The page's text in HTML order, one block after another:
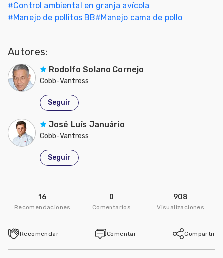
#Control ambiental en granja avícola
#Manejo de pollitos BB#Manejo cama de pollo
Autores:
Rodolfo Solano Cornejo
Cobb-Vantress
Seguir
José Luís Januário
Cobb-Vantress
Seguir
16
Recomendaciones
0
Comentarios
908
Visualizaciones
Recomendar Comentar Compartir